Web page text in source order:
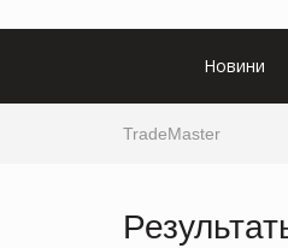
Новини
TradeMaster